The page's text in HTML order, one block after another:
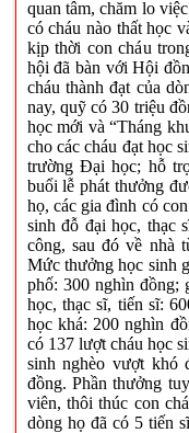
quan tâm, chăm lo
có cháu nào thất học
kịp thời con cháu
hội đã bàn với Hội
cháu thành đạt của
nay, quỹ có 30 triệu
học mới và “Tháng
cho các cháu đạt học
trường Đại học; hỗ
buổi lễ phát thưởng
họ, các gia đình có
sinh đỗ đại học, thạc
công, sau đó về nhà
Mức thưởng học sinh
phố: 300 nghìn đồng;
học, thạc sĩ, tiến sĩ:
học khá: 200 nghìn
có 137 lượt cháu học
sinh nghèo vượt khó
đồng. Phần thưởng
viên, thôi thúc con
dòng họ đã có 5 tiến